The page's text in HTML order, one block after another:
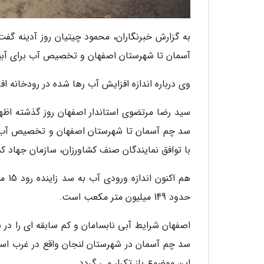
به گزارش خبرنگاران، محمود چیتیان روز
آسمان تا شهرستان اصفهان و تخصیص آب برای
وی درباره اندازه افزایش آب رها شده در
سید رضا مرتضوی استاندار اصفهان روز گذشته
سد چم آسمان تا شهرستان اصفهان و تخصیص آب
با توافق نمایندگان صنف کشاورزان، سازمان
حدود 149 میلیون متر مکعب است.